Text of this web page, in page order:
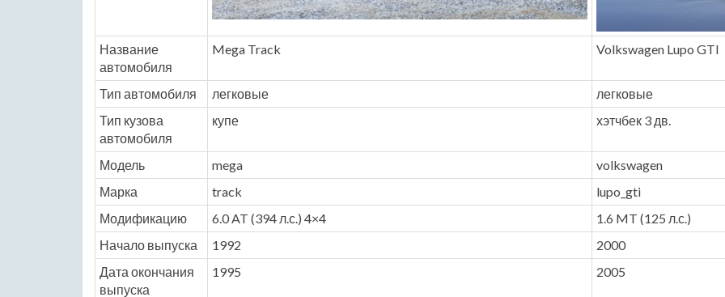
Название
автомобиля
Mega Track Volkswagen Lupo GTI
Тип автомобиля легковые
легковые
Тип кузова
автомобиля
купе хэтчбек 3 дв.
Модель mega
volkswagen
Марка
track
lupo_gti
Модификацию
6.0 AT (394 л.с.) 4×4
1.6 MT (125 л.с.)
Начало выпуска
1992
2000
Дата окончания
выпуска
1995 2005